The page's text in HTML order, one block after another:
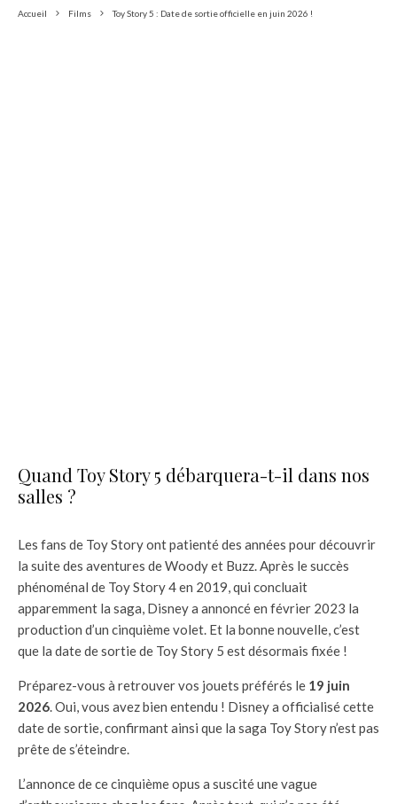
Accueil Films Toy Story 5 : Date de sortie officielle en juin 2026 !
Quand Toy Story 5 débarquera-t-il dans nos
salles ?
Les fans de Toy Story ont patienté des années pour découvrir
la suite des aventures de Woody et Buzz. Après le succès
phénoménal de Toy Story 4 en 2019, qui concluait
apparemment la saga, Disney a annoncé en février 2023 la
production d’un cinquième volet. Et la bonne nouvelle, c’est
que la date de sortie de Toy Story 5 est désormais fixée !
Préparez-vous à retrouver vos jouets préférés le 19 juin
2026. Oui, vous avez bien entendu ! Disney a officialisé cette
date de sortie, confirmant ainsi que la saga Toy Story n’est pas
prête de s’éteindre.
L’annonce de ce cinquième opus a suscité une vague